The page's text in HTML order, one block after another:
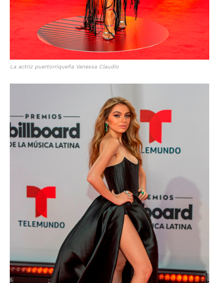
La actriz puertorriqueña Vanessa Claudio